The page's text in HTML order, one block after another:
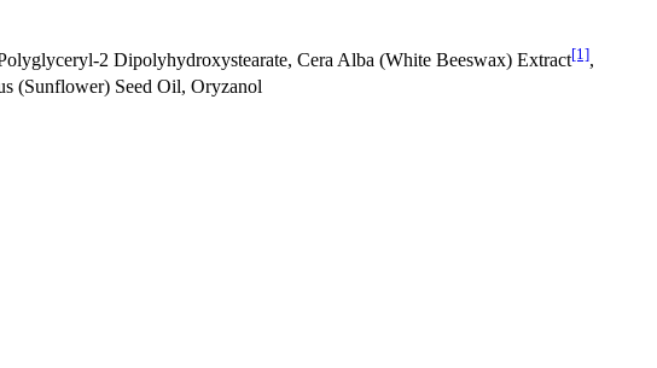
2 Dipolyhydroxystearate, Cera Alba (White Beeswax) Extract[1],
(Sunflower) Seed Oil, Oryzanol